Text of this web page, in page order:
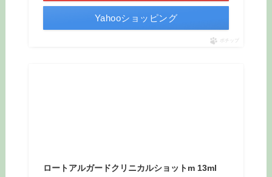
Yahooショッピング
ポチップ
ロートアルガードクリニカルショットm 13ml